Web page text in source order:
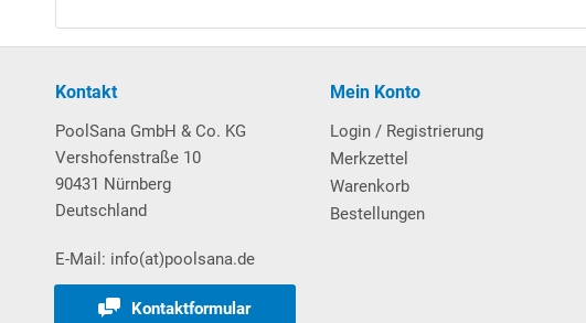
Bodenprofilschienen sind aus stabilem Hartkunststoff.
Download Vorabanleitung Aufbau Achtformbecken
Poolleiter
, eng ausladend und mit 3
Schwimmbads erfolgt die Befestigung der Poolleiter mittels
welche ebenerdig einzementiert werden und als Aufnahme für
Kontakt
PoolSana GmbH & Co. KG
Vershofenstraße 10
90431 Nürnberg
Deutschland
E-Mail: info(at)poolsana.de
Kontaktformular
Mein Konto
Login / Registrierung
Merkzettel
Warenkorb
Bestellungen